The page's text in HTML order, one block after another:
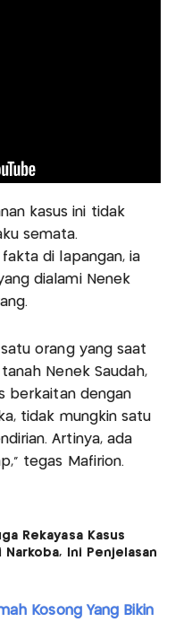
kasus ini tidak
semata.
di lapangan, ia
dialami Nenek
orang yang saat
Nenek Saudah,
berkaitan dengan
tidak mungkin satu
Artinya, ada
tegas Mafirion.
Rekayasa Kasus
Narkoba, Ini Penjelasan
Kosong Yang Bikin